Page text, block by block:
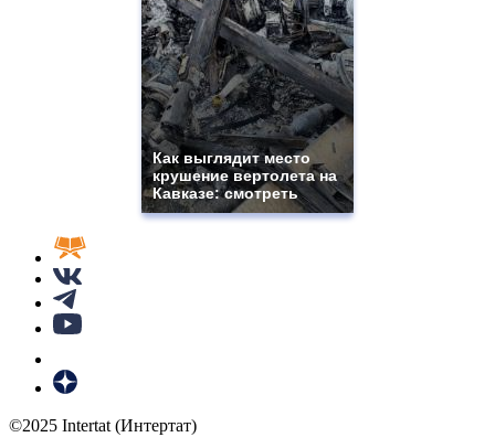
Как выглядит место
крушение вертолета на
Кавказе: смотреть
©2025 Intertat (Интертат)